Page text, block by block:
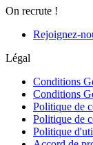
On recrute !
Rejoignez-
Légal
Conditions
Conditions
Politique de
Politique de
Politique